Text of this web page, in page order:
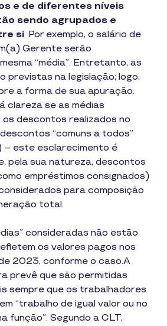
e de diferentes níveis
sendo agrupados e
si. Por exemplo, o salário de
Gerente serão
“média”. Entretanto, as
previstas na legislação; logo,
a forma de sua apuração.
clareza se as médias
descontos realizados no
“comuns a todos”
– este esclarecimento é
pela sua natureza, descontos
empréstimos consignados)
para composição
total.
consideradas não estão
os valores pagos nos
2023, conforme o caso.A
prevê que são permitidas
sempre que os trabalhadores
“trabalho de igual valor ou no
função”. Segundo a CLT,